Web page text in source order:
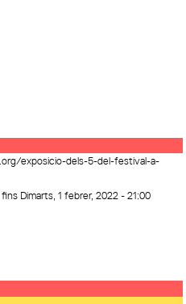
exposicio-dels-5-del-festival-a-
fins Dimarts, 1 febrer, 2022 - 21:00